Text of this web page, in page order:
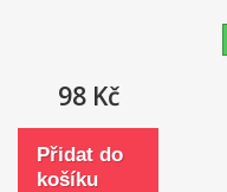
98 Kč
Přidat do
košíku